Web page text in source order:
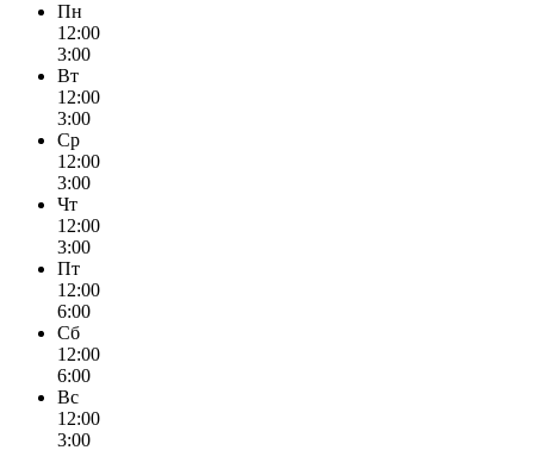
Пн
12:00
3:00
Вт
12:00
3:00
Ср
12:00
3:00
Чт
12:00
3:00
Пт
12:00
6:00
Сб
12:00
6:00
Вс
12:00
3:00